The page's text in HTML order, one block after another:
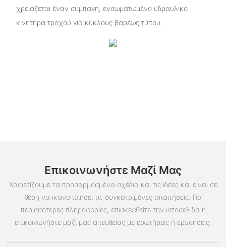
χρειάζεται έναν συμπαγή, ενσωματωμένο υδραυλικό
κινητήρα τροχού για κύκλους βαρέως τύπου.
Επικοινωνήστε Μαζί Μας
Χαιρετίζουμε τα προσαρμοσμένα σχέδια και τις ιδέες και είναι σε
θέση να ικανοποιήσει τις συγκεκριμένες απαιτήσεις. Για
περισσότερες πληροφορίες, επισκεφθείτε την ιστοσελίδα ή
επικοινωνήστε μαζί μας απευθείας με ερωτήσεις ή ερωτήσεις.